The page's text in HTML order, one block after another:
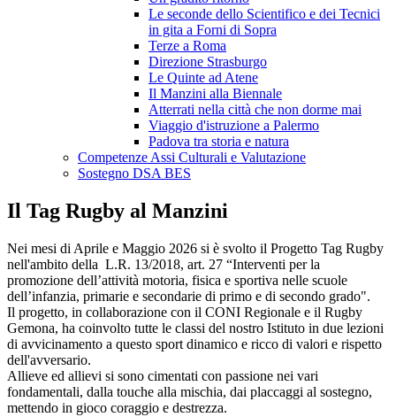
Le seconde dello Scientifico e dei Tecnici
in gita a Forni di Sopra
Terze a Roma
Direzione Strasburgo
Le Quinte ad Atene
Il Manzini alla Biennale
Atterrati nella città che non dorme mai
Viaggio d'istruzione a Palermo
Padova tra storia e natura
Competenze Assi Culturali e Valutazione
Sostegno DSA BES
Il Tag Rugby al Manzini
Nei mesi di Aprile e Maggio 2026 si è svolto il Progetto Tag Rugby
nell'ambito della L.R. 13/2018, art. 27 “Interventi per la
promozione dell’attività motoria, fisica e sportiva nelle scuole
dell’infanzia, primarie e secondarie di primo e di secondo grado".
Il progetto, in collaborazione con il CONI Regionale e il Rugby
Gemona, ha coinvolto tutte le classi del nostro Istituto in due lezioni
di avvicinamento a questo sport dinamico e ricco di valori e rispetto
dell'avversario.
Allieve ed allievi si sono cimentati con passione nei vari
fondamentali, dalla touche alla mischia, dai placcaggi al sostegno,
mettendo in gioco coraggio e destrezza.